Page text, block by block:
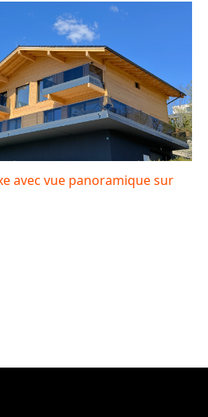
avec vue panoramique sur